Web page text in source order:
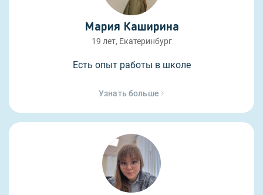
Мария Каширина
19 лет, Екатеринбург
Есть опыт работы в школе
Узнать больше